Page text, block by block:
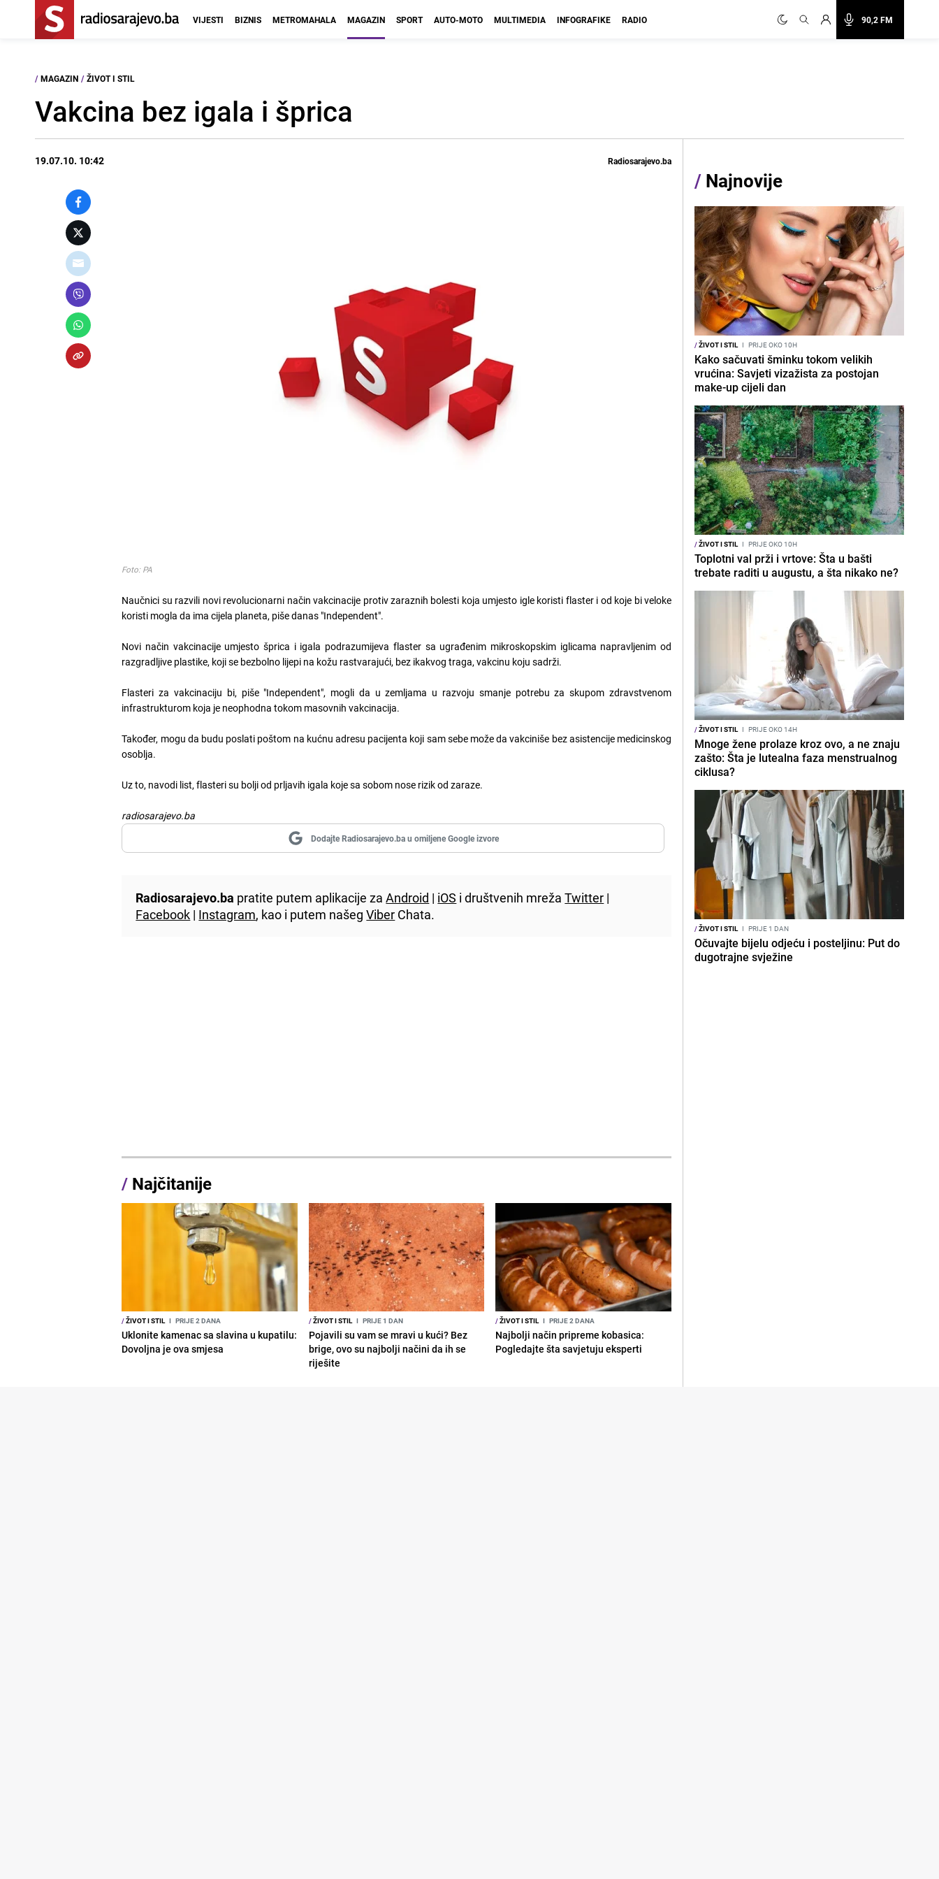
90,2 FM
VIJESTI BIZNIS METROMAHALA MAGAZIN SPORT AUTO-MOTO MULTIMEDIA INFOGRAFIKE RADIO
/ MAGAZIN / ŽIVOT I STIL
Vakcina bez igala i šprica
19.07.10. 10:42 Radiosarajevo.ba
Foto: PA
Naučnici su razvili novi revolucionarni način vakcinacije protiv zaraznih bolesti koja umjesto igle koristi flaster i od koje bi veloke
koristi mogla da ima cijela planeta, piše danas "Independent".
Novi način vakcinacije umjesto šprica i igala podrazumijeva flaster sa ugrađenim mikroskopskim iglicama napravljenim od
razgradljive plastike, koji se bezbolno lijepi na kožu rastvarajući, bez ikakvog traga, vakcinu koju sadrži.
Flasteri za vakcinaciju bi, piše "Independent", mogli da u zemljama u razvoju smanje potrebu za skupom zdravstvenom
infrastrukturom koja je neophodna tokom masovnih vakcinacija.
Također, mogu da budu poslati poštom na kućnu adresu pacijenta koji sam sebe može da vakciniše bez asistencije medicinskog
osoblja.
Uz to, navodi list, flasteri su bolji od prljavih igala koje sa sobom nose rizik od zaraze.
radiosarajevo.ba
Dodajte Radiosarajevo.ba u omiljene Google izvore
Radiosarajevo.ba pratite putem aplikacije zaAndroid | iOS i društvenih mrežaTwitter |
Facebook | Instagram, kao i putem našegViber Chata.
/ Najčitanije
/ŽIVOT I STIL I PRIJE 2 DANA
Uklonite kamenac sa slavina u kupatilu:
Dovoljna je ova smjesa
/ŽIVOT I STIL I PRIJE 1 DAN
Pojavili su vam se mravi u kući? Bez
brige, ovo su najbolji načini da ih se
riješite
/ŽIVOT I STIL I PRIJE 2 DANA
Najbolji način pripreme kobasica:
Pogledajte šta savjetuju eksperti
/ Najnovije
/ŽIVOT I STIL I PRIJE OKO 10H
Kako sačuvati šminku tokom velikih
vrućina: Savjeti vizažista za postojan
make-up cijeli dan
/ŽIVOT I STIL I PRIJE OKO 10H
Toplotni val prži i vrtove: Šta u bašti
trebate raditi u augustu, a šta nikako ne?
/ŽIVOT I STIL I PRIJE OKO 14H
Mnoge žene prolaze kroz ovo, a ne znaju
zašto: Šta je lutealna faza menstrualnog
ciklusa?
/ŽIVOT I STIL I PRIJE 1 DAN
Očuvajte bijelu odjeću i posteljinu: Put do
dugotrajne svježine